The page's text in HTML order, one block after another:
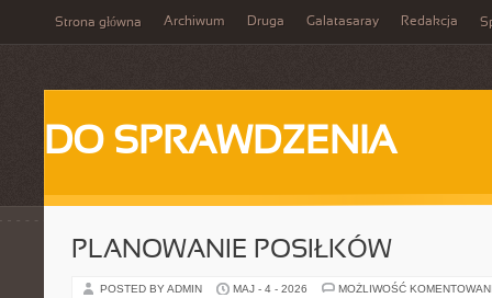
Strona główna Archiwum Druga Galatasaray Redakcja
DO SPRAWDZENIA
PLANOWANIE POSIŁKÓW
POSTED BY ADMIN MAJ - 4 - 2026 MOŻLIWOŚĆ